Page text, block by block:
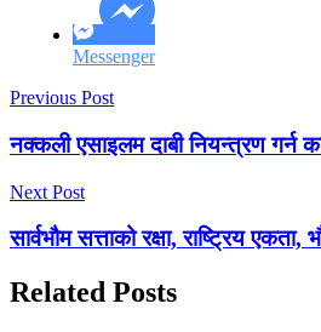
Messenger
Previous Post
नक्कली एसाइलम दाबी नियन्त्रण गर्न
Next Post
सार्वभौम सत्ताको रक्षा, राष्ट्रिय
Related Posts